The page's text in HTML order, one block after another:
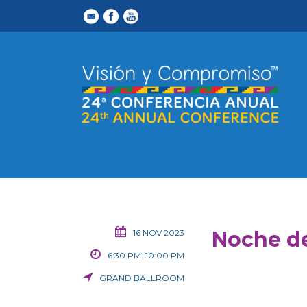
16 NOV 2023
6:30 PM–10:00 PM
GRAND BALLROOM
Noche